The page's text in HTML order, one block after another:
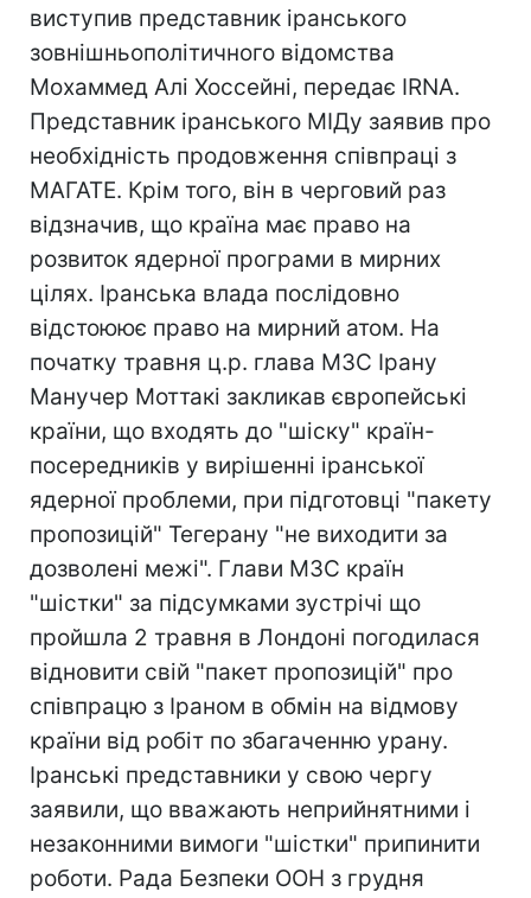
виступив представник іранського
зовнішньополітичного відомства
Мохаммед Алі Хоссейні, передає IRNA.
Представник іранського МІДу заявив про
необхідність продовження співпраці з
МАГАТЕ. Крім того, він в черговий раз
відзначив, що країна має право на
розвиток ядерної програми в мирних
цілях. Іранська влада послідовно
відстоюює право на мирний атом. На
початку травня ц.р. глава МЗС Ірану
Манучер Моттакі закликав європейські
країни, що входять до "шіску" країн-
посередників у вирішенні іранської
ядерної проблеми, при підготовці "пакету
пропозицій" Тегерану "не виходити за
дозволені межі". Глави МЗС країн
"шістки" за підсумками зустрічі що
пройшла 2 травня в Лондоні погодилася
відновити свій "пакет пропозицій" про
співпрацю з Іраном в обмін на відмову
країни від робіт по збагаченню урану.
Іранські представники у свою чергу
заявили, що вважають неприйнятними і
незаконними вимоги "шістки" припинити
роботи. Рада Безпеки ООН з грудня